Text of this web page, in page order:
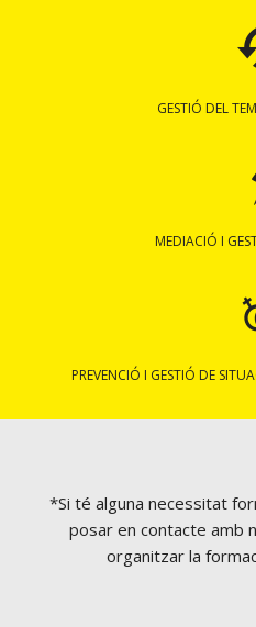
GESTIÓ DEL
MEDIACIÓ I
PREVENCIÓ I GESTIÓ DE
*Si té alguna necessitat
posar en contacte amb
organitzar la